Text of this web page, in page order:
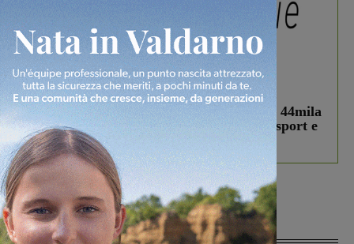
In vetrina 3 Agosto 2026
Estra Notizie agosto: Smart Cities, oltre 44mila
studenti coinvolti, torna il bando per lo sport e
debutta il podcast Estrair
Più lette